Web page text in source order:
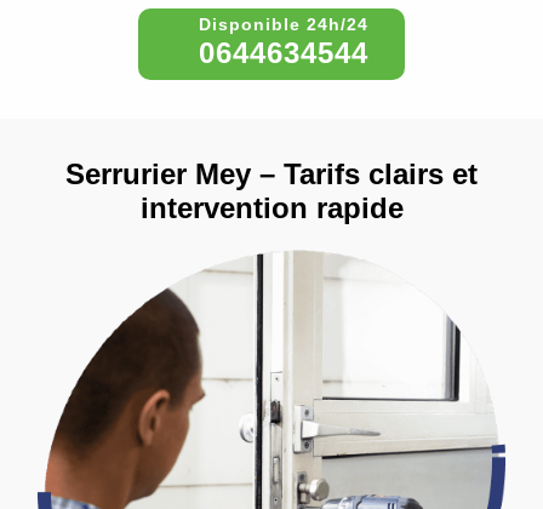
0644634544
Serrurier Mey – Tarifs clairs et
intervention rapide